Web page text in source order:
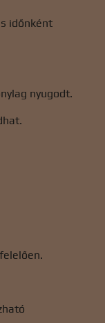
időnként
nyugodt.